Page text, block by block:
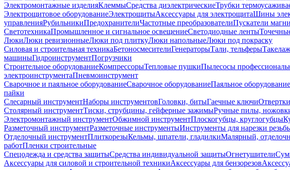
Электромонтажные изделияКлеммыСредства диэлектрическиеТрубки
Электрощитовое оборудованиеЭлектрощитыАксессуары для электрощитаШины
управленияРубильникиПредохранителиЧастотные преобразователиПускатели
СветотехникаПромышленное и сигнальное освещениеСветодиодные ленты
ЛюкиЛюки ревизионныеЛюки под плиткуЛюки напольныеЛюки под покраску
Силовая и строительная техникаБетоносмесителиГенераторыТали, тельферыТакелаж
машиныГидроинструментПогрузчики
Строительное оборудованиеКомпрессорыТепловые пушкиПылесосы
электроинструментаПневмоинструмент
Сварочное и паяльное оборудованиеСварочное оборудованиеПаяльное оборудование
пайки
Слесарный инструментНаборы инструментовГоловки, битыГаечные ключи
Столярный инструментТиски, струбцины, гейферные зажимыРучные пилы,
Электромонтажный инструментОбжимной инструментПлоскогубцы, круглогубцы
Разметочный инструментРазметочные инструментыИнструменты для нарезки
Отделочный инструментПлиткорезыКельмы, шпатели, гладилкиМалярный,
работПленки строительные
Спецодежда и средства защитыСредства индивидуальной защитыОгнетушители
Аксессуары для силовой и строительной техникиАксессуары для бензорезов